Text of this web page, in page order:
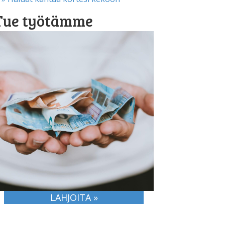
työtämme
LAHJOITA »